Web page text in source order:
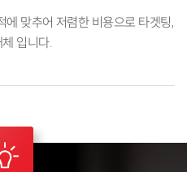
에 맞추어 저렴한 비용으로 타겟팅,
입니다.